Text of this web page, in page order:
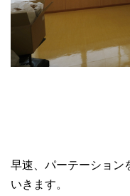
早速、パーテーション
いきます。